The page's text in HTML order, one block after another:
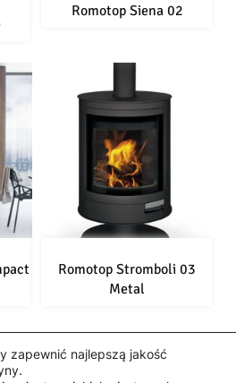
Romotop Siena 02
Romotop Stromboli 03
Metal
zapewnić najlepszą jakość